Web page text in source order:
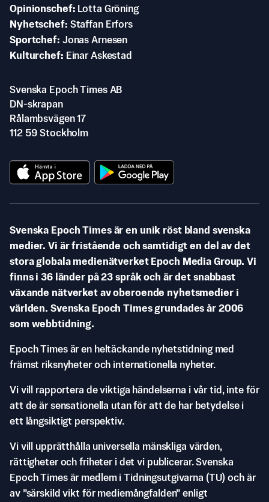
Opinionschef
Lotta Gröning
Nyhetschef Staffan Erfors
Sportchef Jonas Arnesen
Kulturchef
Einar Askestad
Svenska Epoch Times AB
DN-skrapan
Rålambsvägen 17
112 59 Stockholm
Svenska Epoch Times är en unik röst bland svenska
medier. Vi är fristående och samtidigt en del av det
stora globala medienätverket Epoch Media Group. Vi
finns i 36 länder på 23 språk och är det snabbast
växande nätverket av oberoende nyhetsmedier i
världen. Svenska Epoch Times grundades år 2006
som webbtidning.
Epoch Times är en heltäckande nyhetstidning med
främst riksnyheter och internationella nyheter.
Vi vill rapportera de viktiga händelserna i vår tid, inte för
att de är sensationella utan för att de har betydelse i
ett långsiktigt perspektiv.
Vi vill upprätthålla universella mänskliga värden,
rättigheter och friheter i det vi publicerar. Svenska
Epoch Times är medlem i Tidningsutgivarna (TU) och är
av ”särskild vikt för mediemångfalden” enligt